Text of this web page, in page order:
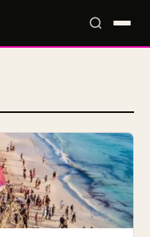
📍 Locales📰 Magazine